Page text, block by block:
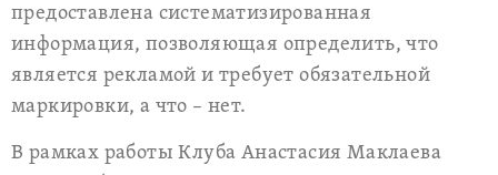
предоставлена систематизированная
информация, позволяющая определить, что
является рекламой и требует обязательной
маркировки, а что – нет.
В рамках работы Клуба Анастасия Маклаева